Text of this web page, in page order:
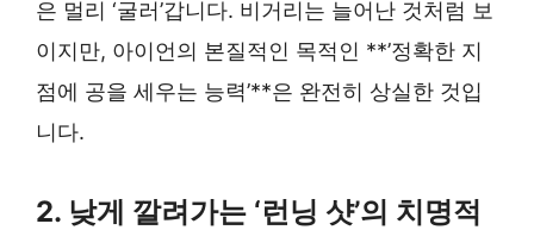
은 멀리 ‘굴러’갑니다. 비거리는 늘어난 것처럼 보
이지만, 아이언의 본질적인 목적인 **’정확한 지
점에 공을 세우는 능력’**은 완전히 상실한 것입
니다.
2. 낮게 깔려가는 ‘런닝 샷’의 치명적